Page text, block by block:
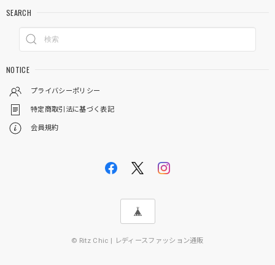
SEARCH
NOTICE
プライバシーポリシー
特定商取引法に基づく表記
会員規約
© Ritz Chic | レディースファッション通販